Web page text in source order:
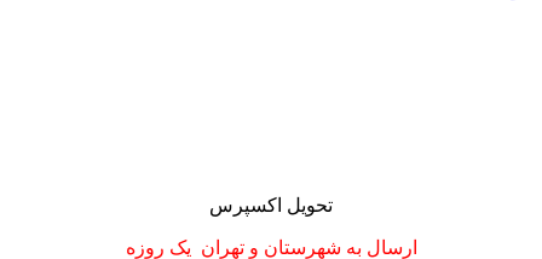
تحویل اکسپرس
ارسال به شهرستان و تهران یک روزه